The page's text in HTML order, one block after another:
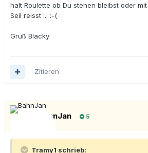
halt Roulette ob Du stehen bleibst oder
Seil reisst ... :-(
Gruß Blacky
Zitieren
BahnJan 5
Tramy1 schrieb: